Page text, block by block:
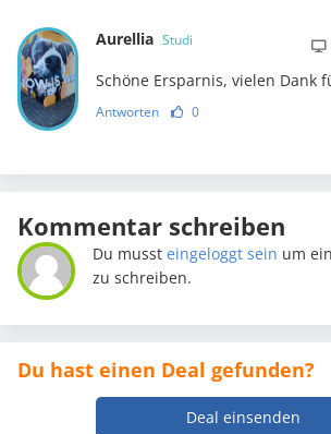
Aurellia Studi
Schöne Ersparnis, vielen Dank
Antworten 0
Kommentar schreiben
Du mussteingeloggt sein um
zu schreiben.
Du hast einen Deal gefunden?
Deal einsenden